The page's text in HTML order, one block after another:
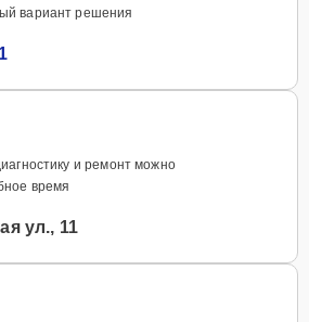
вариант решения
и ремонт можно
время
ул., 11